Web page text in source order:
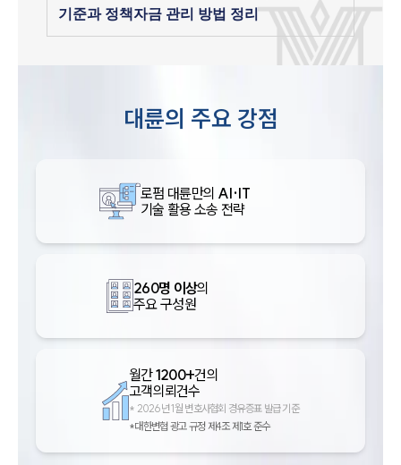
기준과 정책자금 관리 방법 정리
대륜의 주요 강점
로펌 대륜만의 AI·IT
기술 활용 소송 전략
260명 이상의
주요 구성원
월간1200+건의
고객의뢰건수
* 2026년 1월 변호사협회 경유증표 발급 기준
*대한변협 광고 규정 제4조 제1호 준수